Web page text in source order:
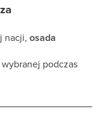
nacji, osada
podczas